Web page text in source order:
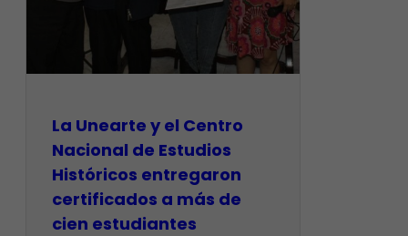
La Unearte y el Centro
Nacional de Estudios
Históricos entregaron
certificados a más de
cien estudiantes